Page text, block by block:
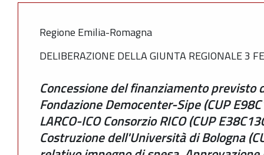
Regione Emilia-Romagna
DELIBERAZIONE DELLA GIUNTA REGIONALE 3
Concessione del finanziamento previsto
Fondazione Democenter-Sipe (CUP
LARCO-ICO Consorzio RICO (CUP
Costruzione dell'Università di Bologna